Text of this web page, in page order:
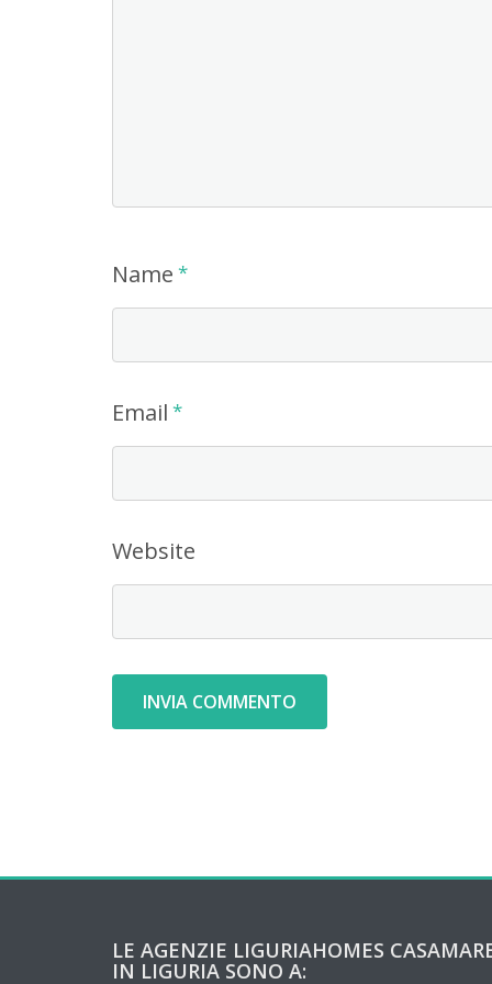
Name *
Email *
Website
LE AGENZIE LIGURIAHOMES
IN LIGURIA SONO A: